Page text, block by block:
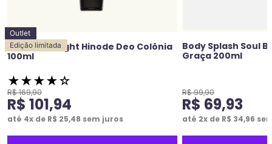
Outlet
Edição limitada
Grace Midnight Hinode Deo Colônia
100ml
★★★★☆
R$169,90
R$ 101,94
até 4x de R$ 25,48 sem juros
Body Splash Soul
Graça 200ml
R$99,90
R$ 69,93
até 2x de R$ 34,96